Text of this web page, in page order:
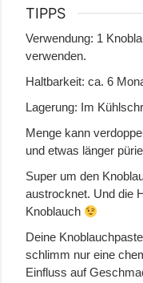
TIPPS
Verwendung: 1
verwenden.
Haltbarkeit: ca. 6
Lagerung: Im
Menge kann
und etwas länger
Super um den
austrocknet. Und die
Knoblauch
Deine
schlimm nur eine
Einfluss auf